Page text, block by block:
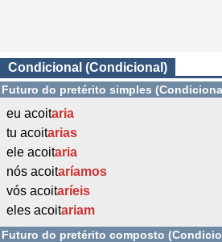
Condicional (Condicional)
Futuro do pretérito simples
eu acoitaria
tu acoitarias
ele acoitaria
nós acoitaríamos
vós acoitaríeis
eles acoitariam
Futuro do pretérito composto